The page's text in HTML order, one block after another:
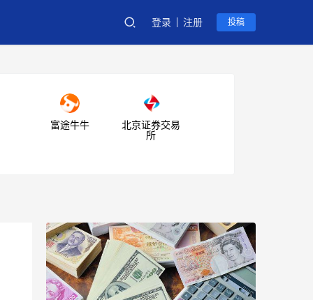
登录 注册 投稿
富途牛牛
北京证券交易
所